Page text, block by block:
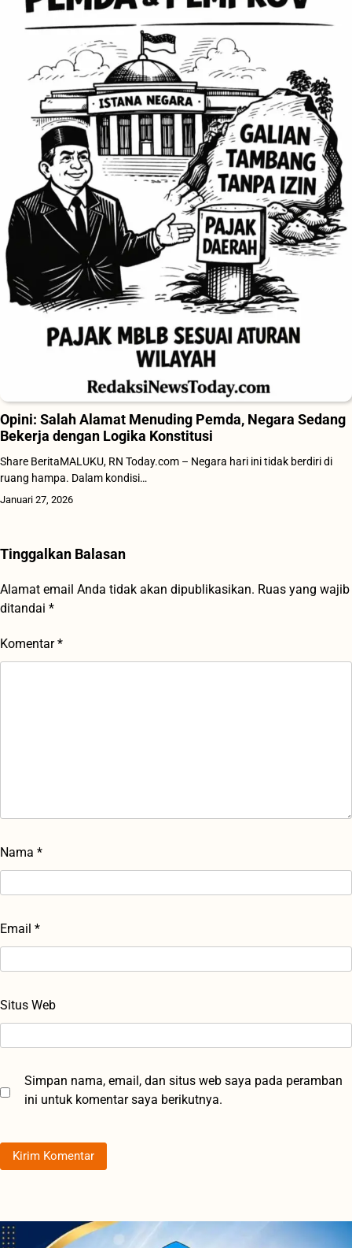
Opini: Salah Alamat Menuding Pemda, Negara Sedang
Bekerja dengan Logika Konstitusi
Share BeritaMALUKU, RN Today.com – Negara hari ini tidak berdiri di
ruang hampa. Dalam kondisi…
Januari 27, 2026
Tinggalkan Balasan
Alamat email Anda tidak akan dipublikasikan. Ruas yang wajib
ditandai *
Komentar*
Nama *
Email *
Situs Web
Simpan nama, email, dan situs web saya pada peramban
ini untuk komentar saya berikutnya.